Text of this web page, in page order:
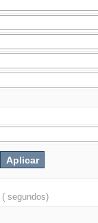
( segundos)